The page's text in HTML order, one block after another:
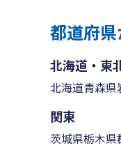
都道府
北海道・東
北海道青森県
関東
茨城県栃木県